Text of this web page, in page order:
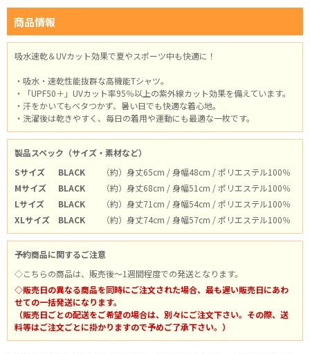
商品情報
吸水速乾＆UVカット効果で夏やスポーツ中も快適に！
・吸水・速乾性能抜群な高機能Tシャツ。
・「UPF50＋」UVカット率95％以上の紫外線カット効果を備えています。
・汗をかいてもベタつかず、暑い日でも快適な着心地。
・洗濯後は乾きやすく、毎日の着用や運動にも最適な一枚です。
製品スペック（サイズ・素材など）
Sサイズ
BLACK
（約）身丈65cm / 身幅48cm / ポリエステル100％
Mサイズ
BLACK
（約）身丈68cm / 身幅51cm / ポリエステル100％
Lサイズ
BLACK
（約）身丈71cm / 身幅54cm / ポリエステル100％
XLサイズ
BLACK （約）身丈74cm / 身幅57cm / ポリエステル100％
予約商品に関するご注意
◇こちらの商品は、販売後～1週間程度での発送となります。
◇販売日の異なる商品を同時にご注文された場合、最も遅い販売日にあわ
せての一括発送になります。
（販売日ごとの配送をご希望の場合は、別々にご注文下さい。その際、送
料等はご注文ごとに掛かりますので予めご了承下さい。）